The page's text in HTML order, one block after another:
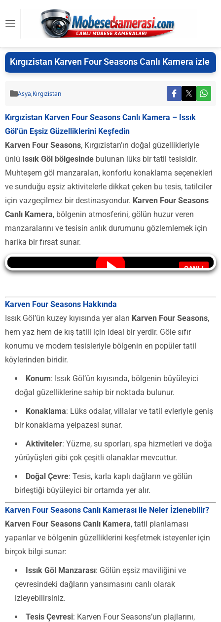
Kırgızistan Karven Four Seasons Canlı Kamera izle
Asya,Kırgızistan
Kırgızistan Karven Four Seasons Canlı Kamera – Issık
Göl’ün Eşsiz Güzelliklerini Keşfedin
Karven Four Seasons, Kırgızistan’ın doğal güzellikleriyle
ünlü Issık Göl bölgesinde bulunan lüks bir tatil tesisidir.
Muhteşem göl manzaraları, konforlu konaklama seçenekleri
ve sunduğu eşsiz aktivitelerle dikkat çeken bu tesis, tatilciler
için vazgeçilmez bir destinasyondur. Karven Four Seasons
Canlı Kamera, bölgenin atmosferini, gölün huzur veren
manzaralarını ve tesisin anlık durumunu gözlemlemek için
harika bir fırsat sunar.
CANLI
Karven Four Seasons Hakkında
Issık Göl’ün kuzey kıyısında yer alan Karven Four Seasons,
hem yaz hem de kış tatili için ideal bir yerdir. Göle sıfır
konumu ve modern tesisleriyle bölgenin en popüler tatil
köylerinden biridir.
Konum: Issık Göl’ün kıyısında, bölgenin büyüleyici
doğal güzelliklerine sahip bir noktada bulunur.
Konaklama: Lüks odalar, villalar ve tatil evleriyle geniş
bir konaklama yelpazesi sunar.
Aktiviteler: Yüzme, su sporları, spa hizmetleri ve doğa
yürüyüşleri gibi çok çeşitli olanaklar mevcuttur.
Doğal Çevre: Tesis, karla kaplı dağların ve gölün
birleştiği büyüleyici bir ortamda yer alır.
Karven Four Seasons Canlı Kamerası ile Neler İzlenebilir?
Karven Four Seasons Canlı Kamera, tatil planlaması
yapanlar ve bölgenin güzelliklerini keşfetmek isteyenler için
birçok bilgi sunar:
Issık Göl Manzarası: Gölün eşsiz maviliğini ve
çevresindeki dağların yansımasını canlı olarak
izleyebilirsiniz.
Tesis Çevresi: Karven Four Seasons’un plajlarını,